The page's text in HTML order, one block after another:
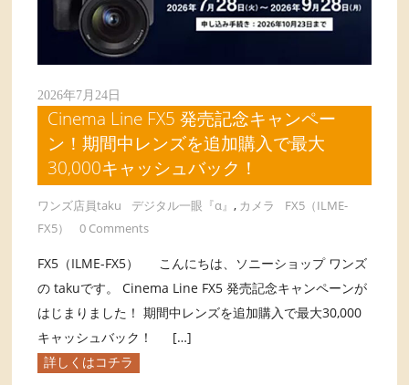
2026年7月24日
Cinema Line FX5 発売記念キャンペー
ン！期間中レンズを追加購入で最大
30,000キャッシュバック！
ワンズ店員taku デジタル一眼『α』, カメラ
FX5（ILME-
FX5）
0 Comments
FX5（ILME-FX5） こんにちは、ソニーショップ ワンズ
の takuです。 Cinema Line FX5 発売記念キャンペーンが
はじまりました！ 期間中レンズを追加購入で最大30,000
キャッシュバック！ […]
詳しくはコチラ